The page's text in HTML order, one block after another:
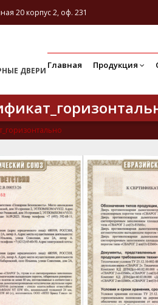
20 корпус 2, оф. 231
ДВЕРИ
Главная Продукция